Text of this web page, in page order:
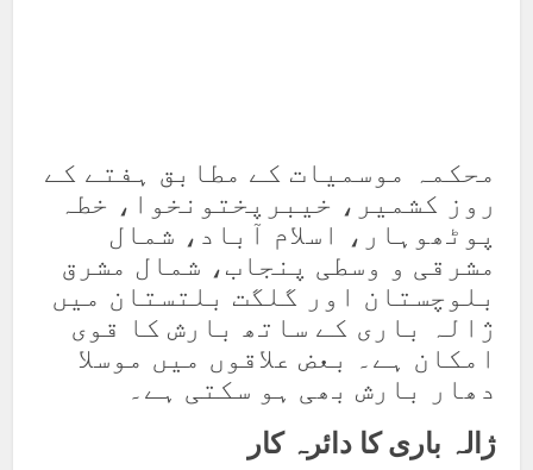
محکمہ موسمیات کے مطابق ہفتے کے
روز کشمیر، خیبرپختونخوا، خطہ
پوٹھوہار، اسلام آباد، شمال
مشرقی و وسطی پنجاب، شمال مشرق
بلوچستان اور گلگت بلتستان میں
ژالہ باری کے ساتھ بارش کا قوی
امکان ہے۔ بعض علاقوں میں موسلا
دھار بارش بھی ہو سکتی ہے۔
ژالہ باری کا دائرہ کار